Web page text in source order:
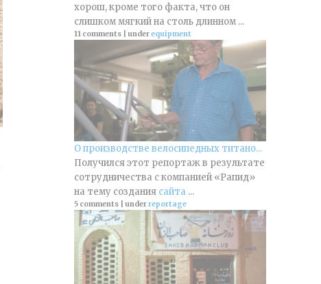
хорош, кроме того факта, что он
слишком мягкий на столь длинном ...
11 comments |underequipment
О производстве велосипедных титано...
Получился этот репортаж в результате
сотрудничества с компанией «Рапид»
на тему создания сайта ...
5 comments |underreportage